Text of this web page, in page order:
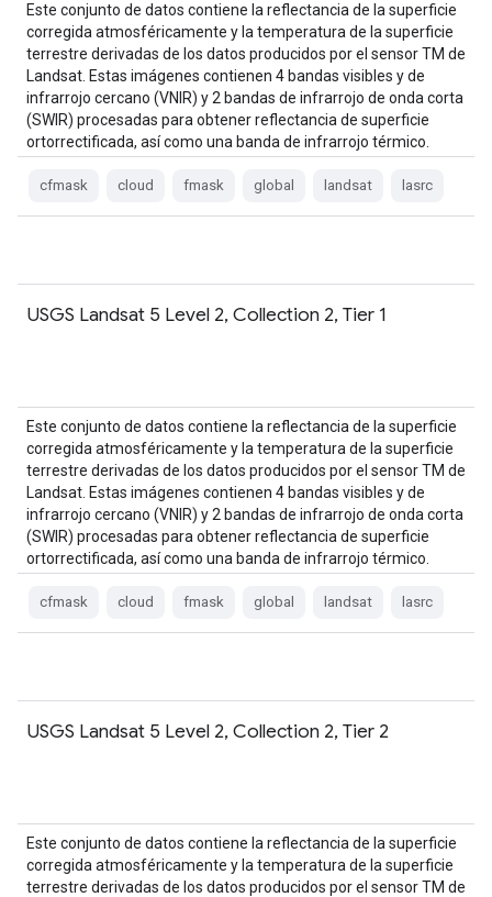
Este conjunto de datos contiene la reflectancia de la superficie
corregida atmosféricamente y la temperatura de la superficie
terrestre derivadas de los datos producidos por el sensor TM de
Landsat. Estas imágenes contienen 4 bandas visibles y de
infrarrojo cercano (VNIR) y 2 bandas de infrarrojo de onda corta
(SWIR) procesadas para obtener reflectancia de superficie
ortorrectificada, así como una banda de infrarrojo térmico.
cfmask cloud fmask global landsat lasrc
USGS Landsat 5 Level 2, Collection 2, Tier 1
Este conjunto de datos contiene la reflectancia de la superficie
corregida atmosféricamente y la temperatura de la superficie
terrestre derivadas de los datos producidos por el sensor TM de
Landsat. Estas imágenes contienen 4 bandas visibles y de
infrarrojo cercano (VNIR) y 2 bandas de infrarrojo de onda corta
(SWIR) procesadas para obtener reflectancia de superficie
ortorrectificada, así como una banda de infrarrojo térmico.
cfmask cloud fmask global landsat lasrc
USGS Landsat 5 Level 2, Collection 2, Tier 2
Este conjunto de datos contiene la reflectancia de la superficie
corregida atmosféricamente y la temperatura de la superficie
terrestre derivadas de los datos producidos por el sensor TM de